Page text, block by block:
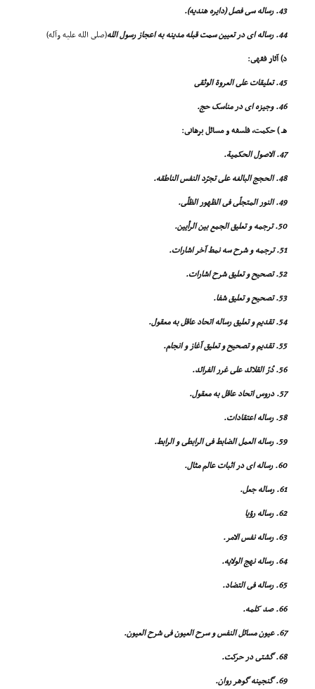
43. رساله سى فصل (دایره هندیه).
44. رساله اى در تعیین سمت قبله مدینه به اعجاز رسول الله
(صلى الله علیه وآله)
د) آثار فقهى:
45. تعلیقات على العروة الوثقى
46. وجیزه اى در مناسک حج.
هـ ) حکمت، فلسفه و مسائل برهانى:
47. الاصول الحکمیة.
48. الحجج البالغه على تجرّد النفس الناطقه.
49. النور المتجلّى فى الظهور الظلّى.
50. ترجمه و تعلیق الجمع بین الرأیین.
51. ترجمه و شرح سه نمط آخر اشارات.
52. تصحیح و تعلیق شرح اشارات.
53. تصحیح و تعلیق شفا.
54. تقدیم و تعلیق رساله اتحاد عاقل به معقول.
55. تقدیم و تصحیح و تعلیق آغاز و انجام.
56. دُرّ القلائد على غرر الفرائد.
57. دروس اتحاد عاقل به معقول.
58. رساله اعتقادات.
59. رساله العمل الضابط فى الرابطى و الرابط.
60. رساله اى در اثبات عالم مثال.
61. رساله جعل.
62. رساله رؤیا
63. رساله نفس الامر.
64. رساله نهج الولایه.
65. رساله فى التضاد.
66. صد کلمه.
67. عیون مسائل النفس و سرح العیون فى شرح العیون.
68. گشتى در حرکت.
69. گنجینه گوهر روان.